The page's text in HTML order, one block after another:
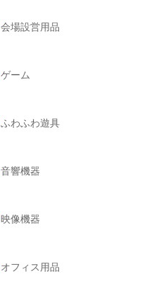
会場設営用品
ゲーム
ふわふわ遊具
音響機器
映像機器
オフィス用品